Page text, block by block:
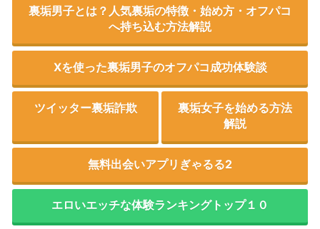
裏垢男子とは？人気裏垢の特徴・始め方・オフパコ
へ持ち込む方法解説
Xを使った裏垢男子のオフパコ成功体験談
ツイッター裏垢詐欺
裏垢女子を始める方法
解説
無料出会いアプリぎゃるる2
エロいエッチな体験ランキングトップ１０